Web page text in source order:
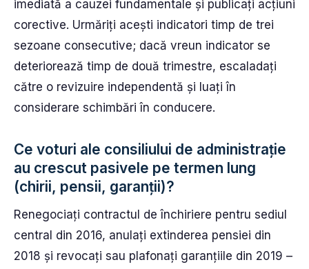
imediată a cauzei fundamentale și publicați acțiuni
corective. Urmăriți acești indicatori timp de trei
sezoane consecutive; dacă vreun indicator se
deteriorează timp de două trimestre, escaladați
către o revizuire independentă și luați în
considerare schimbări în conducere.
Ce voturi ale consiliului de administrație
au crescut pasivele pe termen lung
(chirii, pensii, garanții)?
Renegociați contractul de închiriere pentru sediul
central din 2016, anulați extinderea pensiei din
2018 și revocați sau plafonați garanțiile din 2019 –